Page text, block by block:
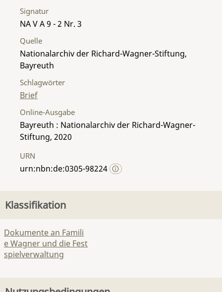
Signatur
NA V A 9 - 2 Nr. 3
Quelle
Nationalarchiv der Richard-Wagner-Stiftung,
Bayreuth
Schlagwörter
Brief
Online-Ausgabe
Bayreuth : Nationalarchiv der Richard-Wagner-
Stiftung, 2020
URN
urn:nbn:de:0305-98224
Klassifikation
Dokumente an Famili
e Wagner und die Fest
spielverwaltung